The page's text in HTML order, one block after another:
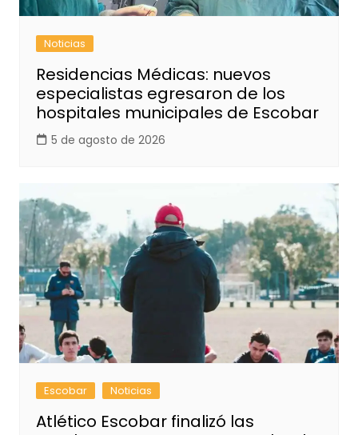
Noticias
Residencias Médicas: nuevos
especialistas egresaron de los
hospitales municipales de Escobar
5 de agosto de 2026
Escobar Noticias
Atlético Escobar finalizó las